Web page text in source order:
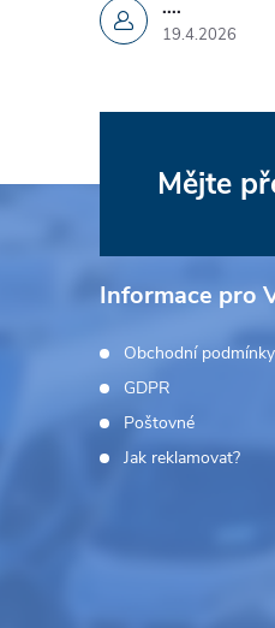
....
19.4.2026
Z
t
Mějte
Informace pro
Obchodní podmínky
GDPR
Poštovné
Jak reklamovat?